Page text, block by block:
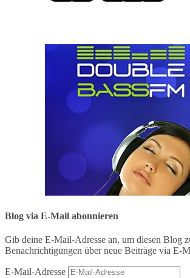
Blog via E-Mail abonnieren
Gib deine E-Mail-Adresse an, um diesen Blog
Benachrichtigungen über neue Beiträge via E-
E-Mail-Adresse